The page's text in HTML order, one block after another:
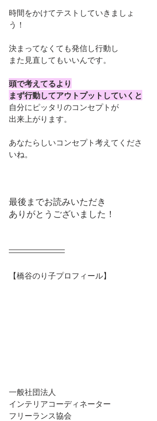
時間をかけてテストしていきましょ
う！
決まってなくても発信し行動し
また見直してもいいんです。
頭で考えてるより
まず行動してアウトプットしていくと
自分にピッタリのコンセプトが
出来上がります。
あなたらしいコンセプト考えてくださ
いね。
最後までお読みいただき
ありがとうございました！
【橋谷のり子プロフィール】
一般社団法人
インテリアコーディネーター
フリーランス協会